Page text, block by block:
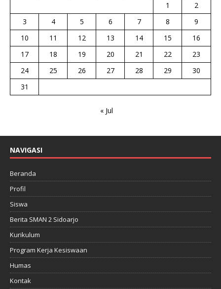
1
2
3
4 5 6 7 8
9
10
11 12 13 14 15
16
17
18 19 20 21 22
23
24
25 26 27 28 29
30
31
« Jul
NAVIGASI
Beranda
Profil
Siswa
Berita SMAN 2 Sidoarjo
Kurikulum
Program Kerja Kesiswaan
Humas
Kontak